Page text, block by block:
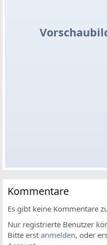
Kommentare
Es gibt keine Kommentare
Nur registrierte Benutzer
Bitte erst anmelden, oder